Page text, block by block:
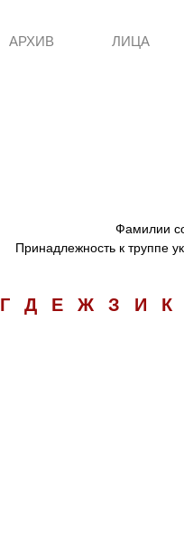
АРХИВ ЛИЦА
Фамилии
Принадлежность к труппе
Г Д Е Ж З И К